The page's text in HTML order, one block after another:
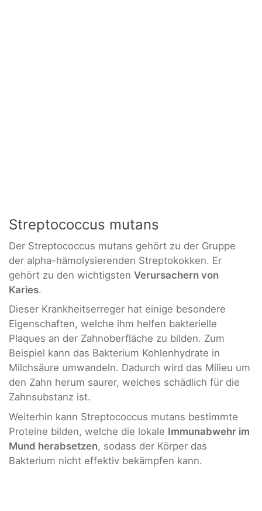
Streptococcus mutans
Der Streptococcus mutans gehört zu der Gruppe
der alpha-hämolysierenden Streptokokken. Er
gehört zu den wichtigsten Verursachern von
Karies.
Dieser Krankheitserreger hat einige besondere
Eigenschaften, welche ihm helfen bakterielle
Plaques an der Zahnoberfläche zu bilden. Zum
Beispiel kann das Bakterium Kohlenhydrate in
Milchsäure umwandeln. Dadurch wird das Milieu um
den Zahn herum saurer, welches schädlich für die
Zahnsubstanz ist.
Weiterhin kann Streptococcus mutans bestimmte
Proteine bilden, welche die lokale Immunabwehr im
Mund herabsetzen, sodass der Körper das
Bakterium nicht effektiv bekämpfen kann.